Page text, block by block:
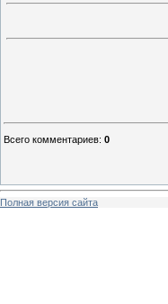
Всего комментариев: 0
Полная версия сайта